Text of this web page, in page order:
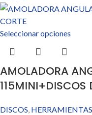
Seleccionar opciones
AMOLADORA
115MINI+DISCOS
DISCOS,